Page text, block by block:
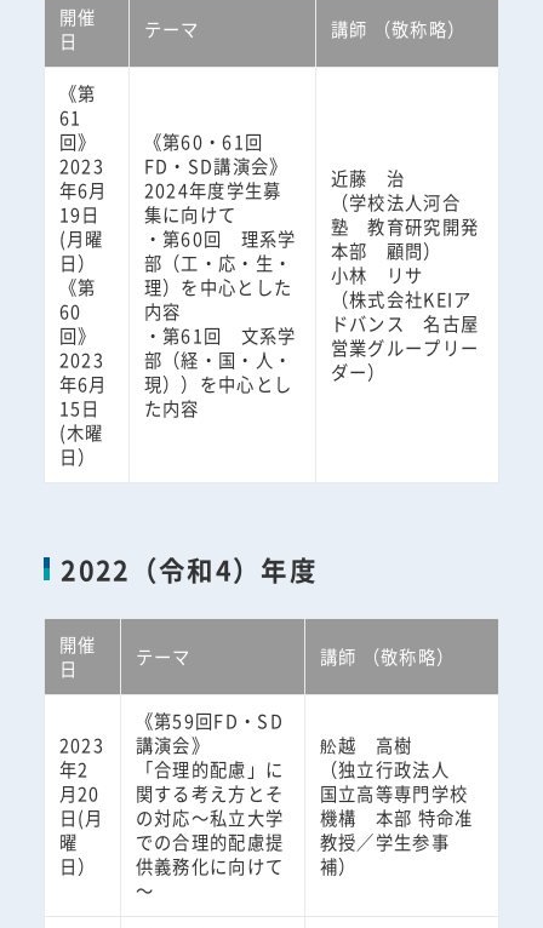
開催
日
テーマ 講師 （敬称略）
《第
61
回》
2023
年6月
19日
(月曜
日）
《第
60
回》
2023
年6月
15日
(木曜
日）
《第60・61回
FD・SD講演会》
2024年度学生募
集に向けて
・第60回 理系学
部（工・応・生・
理）を中心とした
内容
・第61回 文系学
部（経・国・人・
現））を中心とし
た内容
近藤 治
（学校法人河合
塾 教育研究開発
本部 顧問）
小林 リサ
（株式会社KEIア
ドバンス 名古屋
営業グループリー
ダー）
2022（令和4）年度
開催
日
テーマ 講師 （敬称略）
2023
年2
月20
日(月
曜
日）
《第59回FD・SD
講演会》
「合理的配慮」に
関する考え方とそ
の対応～私立大学
での合理的配慮提
供義務化に向けて
～
舩越 高樹
（独立行政法人
国立高等専門学校
機構 本部 特命准
教授／学生参事
補）